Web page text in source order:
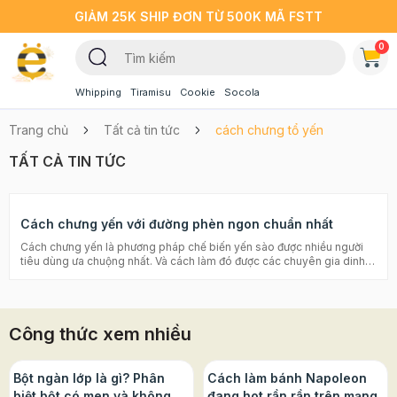
GIẢM 25K SHIP ĐƠN TỪ 500K MÃ FSTT
Whipping Tiramisu Cookie Socola
0
Trang chủ Tất cả tin tức cách chưng tổ yến
TẤT CẢ TIN TỨC
Cách chưng yến với đường phèn ngon chuẩn nhất
Cách chưng yến là phương pháp chế biến yến sào được nhiều người
tiêu dùng ưa chuộng nhất. Và cách làm đó được các chuyên gia dinh
lời đồn? Bột ngũ cốc dinh dưỡng được làm như thế nào, bạn đã biết
chưa? Cách chưng yến với đường phèn vô cùng bổ dưỡng Hiện nay,
trên phương tiện thông tin xã hội, sách báo tạp chí có rất nhiều hướng
dẫn chưng yến. Tuy nhiên không phải hướng dẫn nào cũng chính xác
và chi tiết nhất. Dưới đây là cách chưng yến cho bé đơn giản và hiệu
Công thức xem nhiều
Bột ngàn lớp là gì? Phân
Cách làm bánh Napoleon